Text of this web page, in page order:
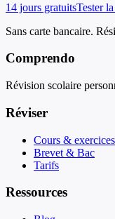
14 jours gratuitsTester
Sans carte bancaire.
Comprendo
Révision scolaire
Réviser
Cours & exercices
Brevet & Bac
Tarifs
Ressources